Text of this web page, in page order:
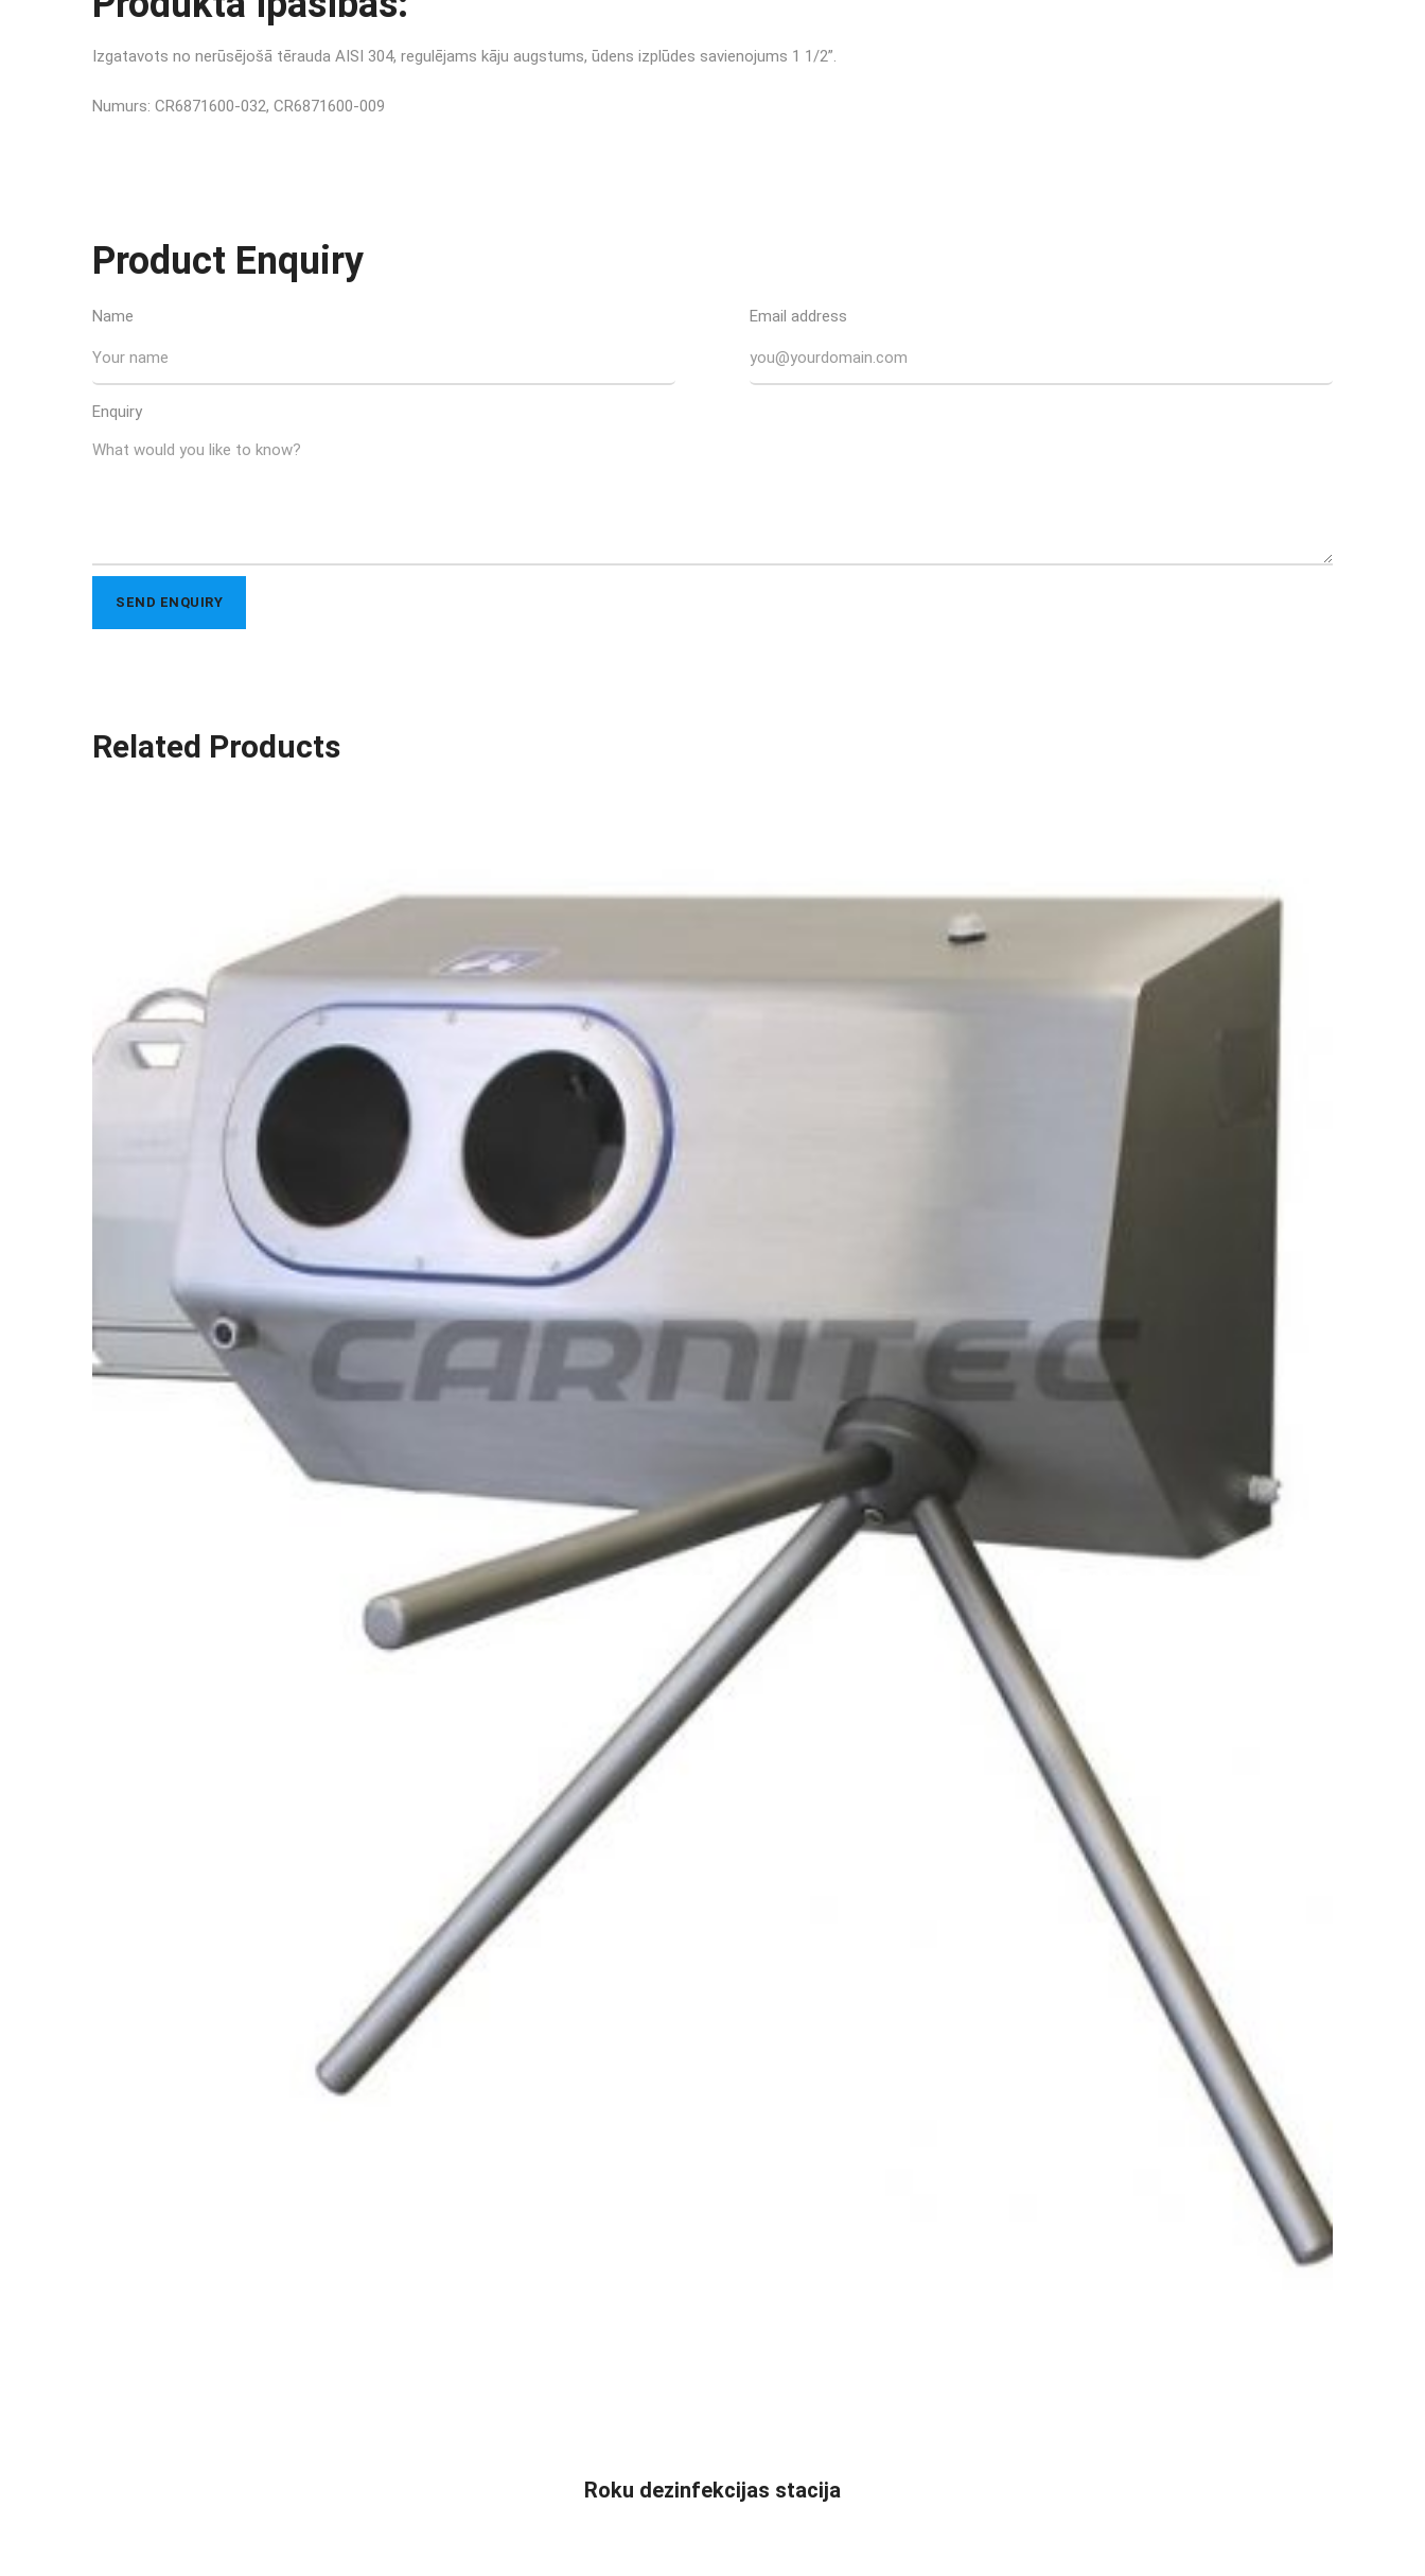
Izgatavots no nerūsējošā tērauda AISI 304, regulējams kāju augstums, ūdens izplūdes savienojums 1 1/2”.
Numurs: CR6871600-032, CR6871600-009
Product Enquiry
Name Email address
Enquiry
Related Products
Roku dezinfekcijas stacija